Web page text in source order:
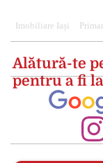
Imobiliare Iași
Alătură-te
pentru a fi